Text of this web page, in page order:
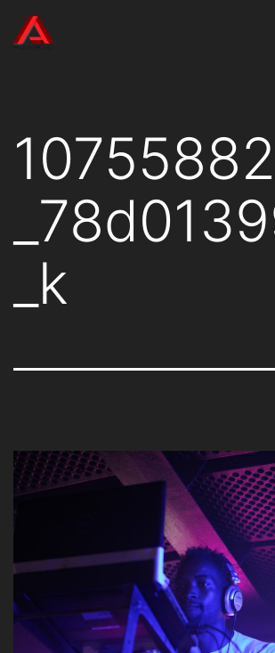
Aller
auAudioKast
_k